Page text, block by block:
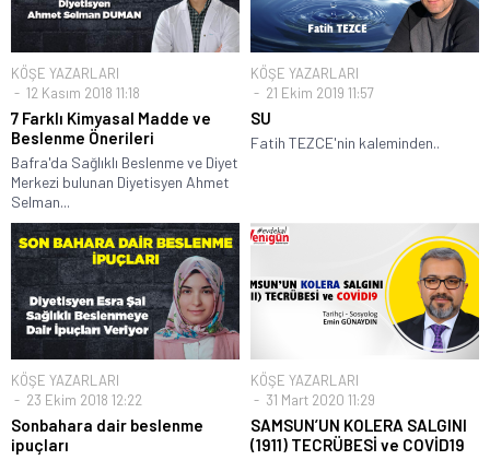
KÖŞE YAZARLARI
12 Kasım 2018 11:18
7 Farklı Kimyasal Madde ve
Beslenme Önerileri
Bafra'da Sağlıklı Beslenme ve Diyet
Merkezi bulunan Diyetisyen Ahmet
Selman...
KÖŞE YAZARLARI
21 Ekim 2019 11:57
SU
Fatih TEZCE'nin kaleminden..
KÖŞE YAZARLARI
23 Ekim 2018 12:22
Sonbahara dair beslenme
ipuçları
KÖŞE YAZARLARI
31 Mart 2020 11:29
SAMSUN’UN KOLERA SALGINI
(1911) TECRÜBESİ ve COVİD19